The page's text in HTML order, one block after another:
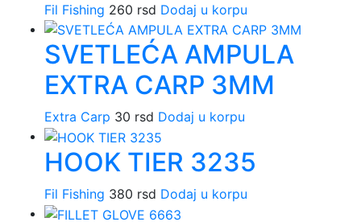
Fil Fishing 260 rsd Dodaj u korpu
SVETLEĆA AMPULA
EXTRA CARP 3MM
Extra Carp 30 rsd Dodaj u korpu
HOOK TIER 3235
Fil Fishing 380 rsd Dodaj u korpu